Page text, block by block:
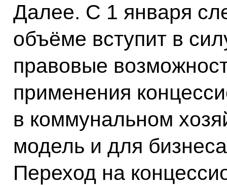
Далее. С 1 января
объёме вступит в
правовые
применения
в коммунальном
модель и для
Переход на